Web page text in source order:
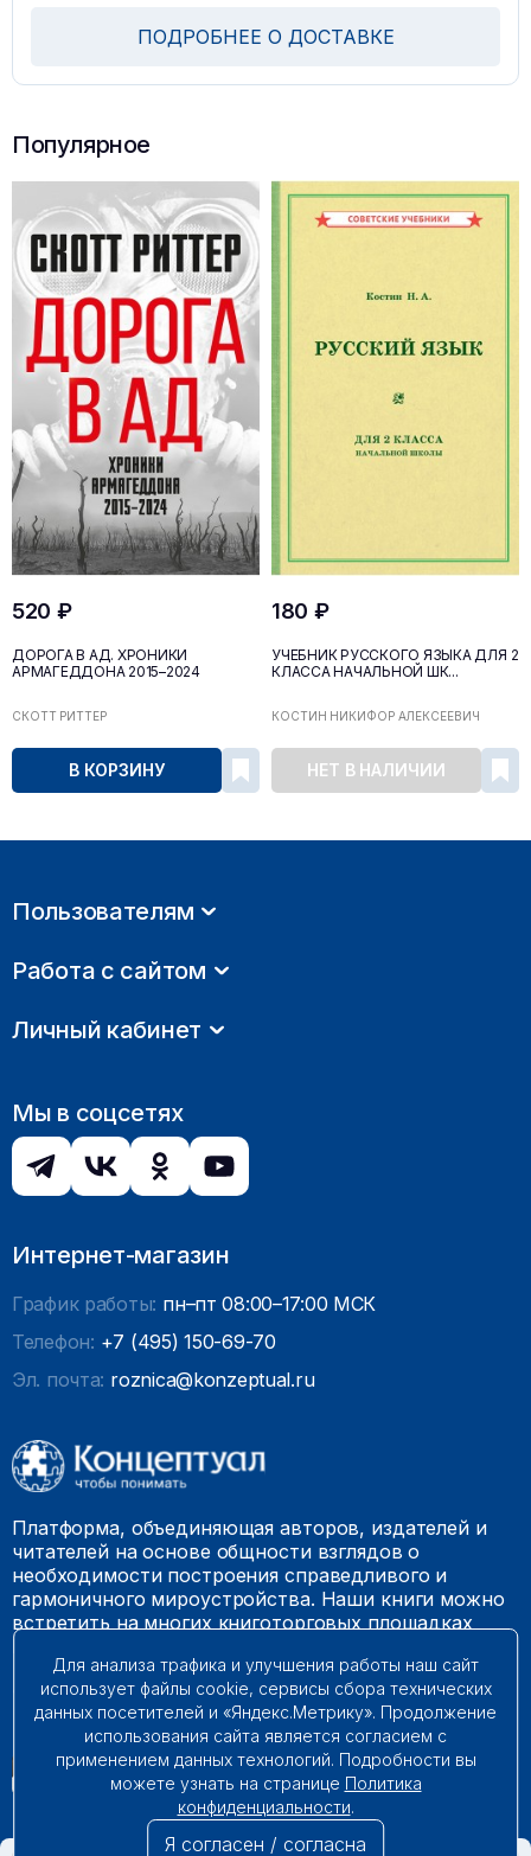
ПОДРОБНЕЕ О ДОСТАВКЕ
Популярное
520 ₽
ДОРОГА В АД. ХРОНИКИ
АРМАГЕДДОНА 2015–2024
СКОТТ РИТТЕР
В КОРЗИНУ
180 ₽
УЧЕБНИК РУССКОГО ЯЗЫКА ДЛЯ 2
КЛАССА НАЧАЛЬНОЙ ШК...
КОСТИН НИКИФОР АЛЕКСЕЕВИЧ
НЕТ В НАЛИЧИИ
Пользователям
Работа с сайтом
Личный кабинет
Мы в соцсетях
Интернет-магазин
График работы: пн–пт 08:00–17:00 МСК
Телефон: +7 (495) 150-69-70
Эл. почта: roznica@konzeptual.ru
Платформа, объединяющая авторов, издателей и
читателей на основе общности взглядов о
необходимости построения справедливого и
гармоничного мироустройства. Наши книги можно
встретить на многих книготорговых площадках
© 2009 – 2026. Все права защищены.
Для анализа трафика и улучшения работы наш сайт
использует файлы cookie, сервисы сбора технических
данных посетителей и «Яндекс.Метрику». Продолжение
использования сайта является согласием с
применением данных технологий. Подробности вы
можете узнать на странице Политика
конфиденциальности.
Я согласен / согласна